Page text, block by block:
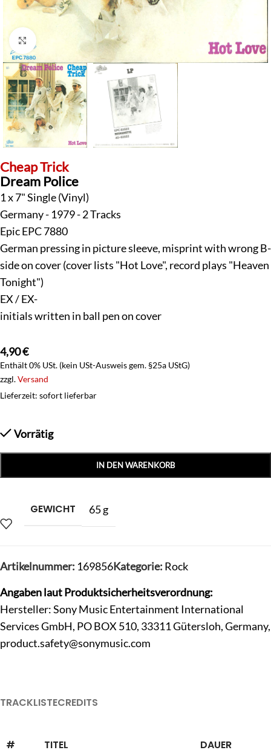
Klick zum Vergrößern
Cheap Trick
Dream Police
1 x 7" Single (Vinyl)
Germany - 1979 - 2 Tracks
Epic EPC 7880
German pressing in picture sleeve, misprint with wrong B-
side on cover (cover lists "Hot Love", record plays "Heaven
Tonight")
EX / EX-
initials written in ball pen on cover
4,90€
Enthält 0% USt. (kein USt-Ausweis gem. §25a UStG)
zzgl.Versand
Lieferzeit: sofort lieferbar
Vorrätig
IN DEN WARENKORB
GEWICHT 65 g
Artikelnummer: 169856Kategorie: Rock
Angaben laut Produktsicherheitsverordnung:
Hersteller: Sony Music Entertainment International
Services GmbH, PO BOX 510, 33311 Gütersloh, Germany,
product.safety@sonymusic.com
TRACKLISTECREDITS
# TITEL DAUER